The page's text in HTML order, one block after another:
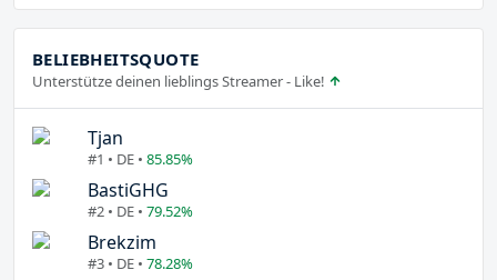
BELIEBHEITSQUOTE
Unterstütze deinen lieblings Streamer - Like!
Tjan
#1 • DE • 85.85%
BastiGHG
#2 • DE • 79.52%
Brekzim
#3 • DE • 78.28%